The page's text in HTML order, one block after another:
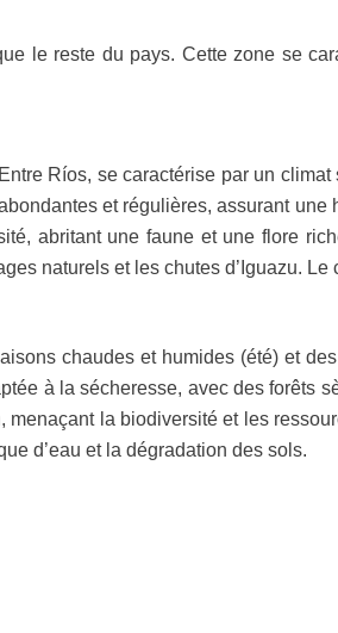
le reste du pays. Cette zone se
Ríos, se caractérise par un
et régulières, assurant
abritant une faune et une flore
naturels et les chutes d’Iguazu.
chaudes et humides (été) et
à la sécheresse, avec des forêts
la biodiversité et les
d’eau et la dégradation des sols.